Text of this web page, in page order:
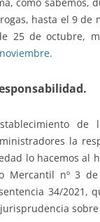
como sabemos,
hasta el 9 de
25 de octubre,
de
la
lo hacemos al
Mercantil nº 3
34/2021,